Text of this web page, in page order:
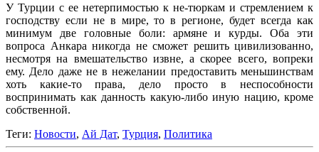
У Турции с ее нетерпимостью к не-тюркам и стремлением к
господству если не в мире, то в регионе, будет всегда как
минимум две головные боли: армяне и курды. Оба эти
вопроса Анкара никогда не сможет решить цивилизованно,
несмотря на вмешательство извне, а скорее всего, вопреки
ему. Дело даже не в нежелании предоставить меньшинствам
хоть какие-то права, дело просто в неспособности
воспринимать как данность какую-либо иную нацию, кроме
собственной.
Теги: Новости, Ай Дат, Турция, Политика